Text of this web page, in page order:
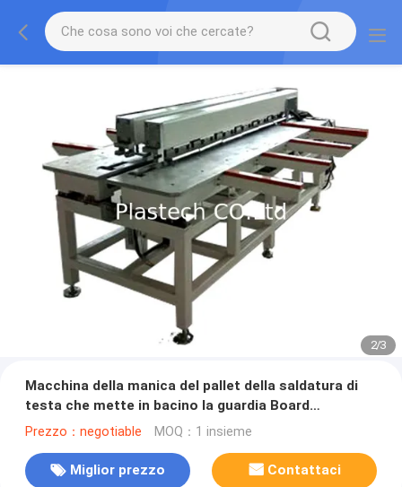
2/3
Macchina della manica del pallet della saldatura di
testa che mette in bacino la guardia Board
Honeycomb della bolla dei pp
Prezzo：negotiable MOQ：1 insieme
Miglior prezzo Contattaci